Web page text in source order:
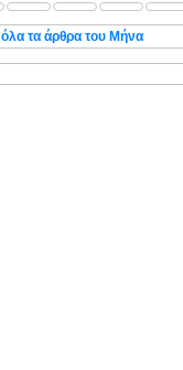
όλα τα άρθρα του Μήνα